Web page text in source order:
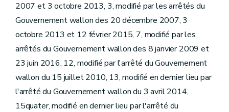
2007 et 3 octobre 2013, 3, modifié par les arrêtés du
Gouvernement wallon des 20 décembre 2007, 3
octobre 2013 et 12 février 2015, 7, modifié par les
arrêtés du Gouvernement wallon des 8 janvier 2009 et
23 juin 2016, 12, modifié par l'arrêté du Gouvernement
wallon du 15 juillet 2010, 13, modifié en dernier lieu par
l'arrêté du Gouvernement wallon du 3 avril 2014,
15quater, modifié en dernier lieu par l'arrêté du